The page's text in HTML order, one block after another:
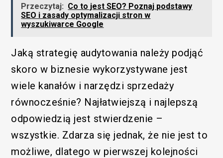
Przeczytaj: Co to jest SEO? Poznaj podstawy
SEO i zasady optymalizacji stron w
wyszukiwarce Google
Jaką strategię audytowania należy podjąć
skoro w biznesie wykorzystywane jest
wiele kanałów i narzędzi sprzedaży
równocześnie? Najłatwiejszą i najlepszą
odpowiedzią jest stwierdzenie –
wszystkie. Zdarza się jednak, że nie jest to
możliwe, dlatego w pierwszej kolejności